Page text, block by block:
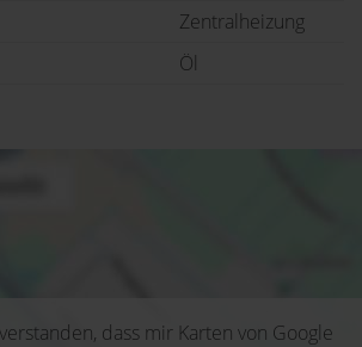
Zentralheizung
Öl
dass mir Karten von Google